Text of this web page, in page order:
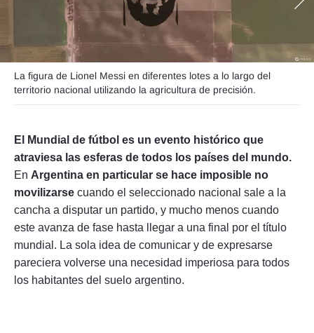
La figura de Lionel Messi en diferentes lotes a lo largo del
territorio nacional utilizando la agricultura de precisión.
El Mundial de fútbol es un evento histórico que
atraviesa las esferas de todos los países del mundo.
En Argentina en particular se hace imposible no
movilizarse cuando el seleccionado nacional sale a la
cancha a disputar un partido, y mucho menos cuando
este avanza de fase hasta llegar a una final por el título
mundial. La sola idea de comunicar y de expresarse
pareciera volverse una necesidad imperiosa para todos
los habitantes del suelo argentino.